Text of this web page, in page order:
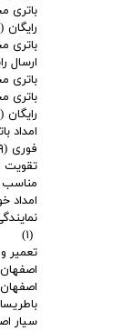
رایگان (۱۰)
ارسال
باتری
باتری
رایگان (۴)
امداد
فوری (۹)
تقویت
مناسب
امداد
(۱)
تعمیر
اصفهان
سیار